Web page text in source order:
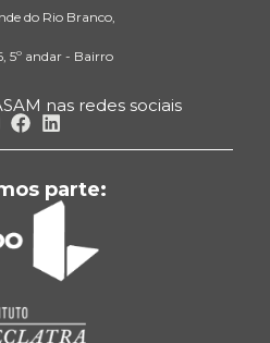
do Rio Branco,
5º andar - Bairro
nas redes sociais
parte: